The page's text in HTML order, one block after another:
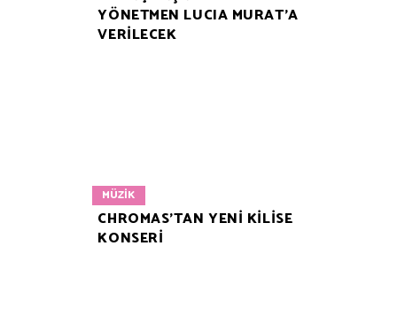
YÖNETMEN LUCIA MURAT’A
VERİLECEK
MÜZIK
CHROMAS’TAN YENİ KİLİSE
KONSERİ